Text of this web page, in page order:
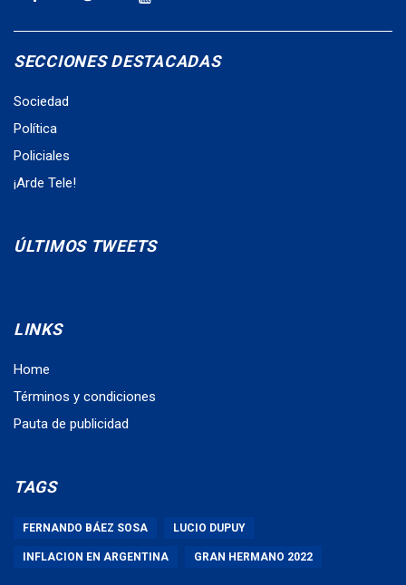
SECCIONES DESTACADAS
Sociedad
Política
Policiales
¡Arde Tele!
ÚLTIMOS TWEETS
LINKS
Home
Términos y condiciones
Pauta de publicidad
TAGS
FERNANDO BÁEZ SOSA LUCIO DUPUY
INFLACION EN ARGENTINA GRAN HERMANO 2022